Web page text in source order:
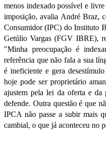
menos indexado possível e
imposição, avalia André Braz,
Consumidor (IPC) do Instituto
Getúlio Vargas (FGV IBRE),
"Minha preocupação é
referência que não fala a sua
é ineficiente e gera
hoje pode ser proprietário
ajustem pela lei da oferta e
defende. Outra questão é que
IPCA não passe a subir mais
cambial, o que já aconteceu no